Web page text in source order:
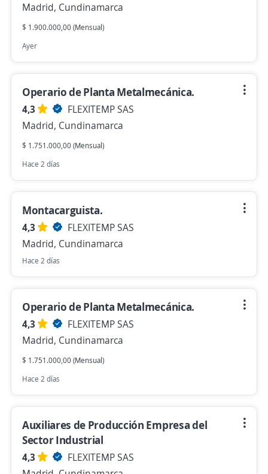
Madrid, Cundinamarca
$ 1.900.000,00 (Mensual)
Ayer
Operario de Planta Metalmecánica.
4,3
FLEXITEMP SAS
Madrid, Cundinamarca
$ 1.751.000,00 (Mensual)
Hace 2 días
Montacarguista.
4,3
FLEXITEMP SAS
Madrid, Cundinamarca
Hace 2 días
Operario de Planta Metalmecánica.
4,3
FLEXITEMP SAS
Madrid, Cundinamarca
$ 1.751.000,00 (Mensual)
Hace 2 días
Auxiliares de Producción Empresa del
Sector Industrial
4,3
FLEXITEMP SAS